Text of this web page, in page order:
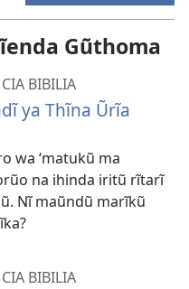
Gũthoma
BIBILIA
ya Thĩna Ũrĩa
wa ‘matukũ ma
na ihinda iritũ rĩtarĩ
Nĩ maũndũ marĩkũ
BIBILIA